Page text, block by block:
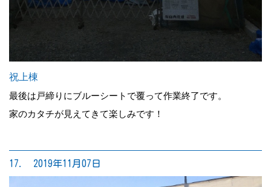
祝上棟
最後は戸締りにブルーシートで覆って作業終了です。
家のカタチが見えてきて楽しみです！
17. 2019年11月07日